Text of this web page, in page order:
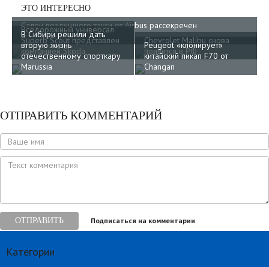
ЭТО ИНТЕРЕСНО
Салон воздушного такси от Airbus рассекречен
производителем
Вседорожный универсал
Superb Scout представлен
компанией Skoda
Chevrolet Malibu снова
появится в РФ
В Сибири решили дать
вторую жизнь
отечественному спорткару
Marussia
Peugeot «клонирует»
китайский пикап F70 от
Changan
ОТПРАВИТЬ КОММЕНТАРИЙ
ОТПРАВИТЬ Подписаться на комментарии
Категории